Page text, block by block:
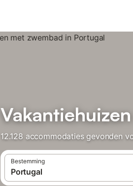
12.128 accommodaties gevonden
Bestemming